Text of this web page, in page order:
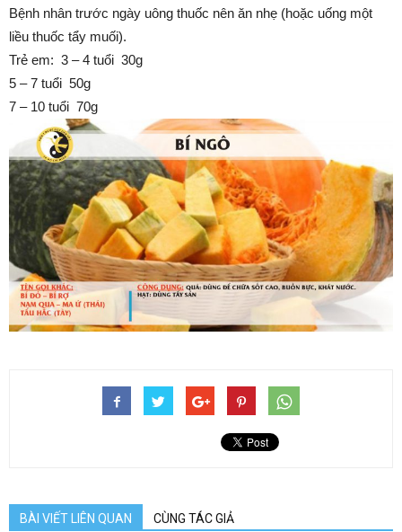
Bệnh nhân trước ngày uông thuốc nên ăn nhẹ (hoặc uống một
liều thuốc tẩy muối).
Trẻ em: 3 – 4 tuổi 30g
5 – 7 tuổi 50g
7 – 10 tuổi 70g
BÀI VIẾT LIÊN QUAN CÙNG TÁC GIẢ